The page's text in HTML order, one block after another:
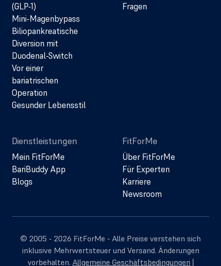
(GLP-1)
Mini-Magenbypass
Biliopankreatische
Diversion mit
Duodenal-Switch
Vor einer
bariatrischen
Operation
Gesunder Lebensstil
Fragen
Dienstleistungen
Mein FitForMe
BariBuddy App
Blogs
FitForMe
Über FitForMe
Für Experten
Karriere
Newsroom
© 2005 - 2026 FitForMe - Alle Preise verstehen sich
inklusive Mehrwertsteuer und Versand. Änderungen
vorbehalten. Allgemeine Geschäftsbedingungen |